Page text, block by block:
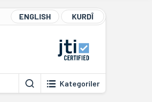
ENGLISH KURDÎ
Kategoriler